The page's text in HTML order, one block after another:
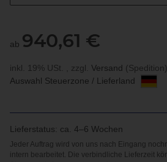
ab 940,61 €
inkl. 19% USt. , zzgl. Versand (Spedition)
Auswahl Steuerzone / Lieferland
Lieferstatus: ca. 4–6 Wochen